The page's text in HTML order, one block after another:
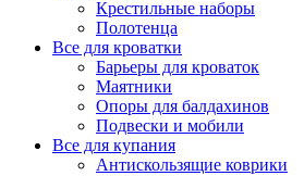
Крестильные наборы
Полотенца
Все для кроватки
Барьеры для кроваток
Маятники
Опоры для балдахинов
Подвески и мобили
Все для купания
Антискользящие коврики